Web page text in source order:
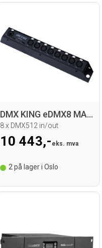
DMX KING eDMX8 MAX DMX Node
8 x DMX512 in/out
10 443,- eks. mva
2på lager i Oslo